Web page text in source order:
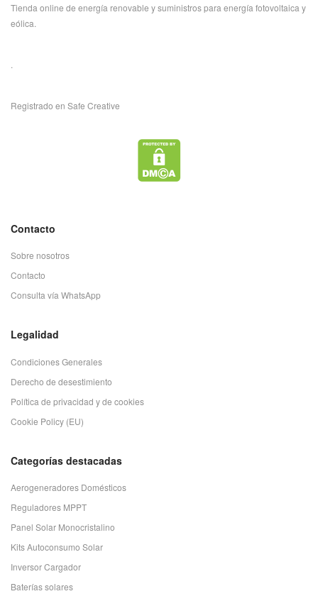
Tienda online de energía renovable y suministros para energía fotovoltaica y
eólica.
.
Registrado en Safe Creative
Contacto
Sobre nosotros
Contacto
Consulta vía WhatsApp
Legalidad
Condiciones Generales
Derecho de desestimiento
Política de privacidad y de cookies
Cookie Policy (EU)
Categorías destacadas
Aerogeneradores Domésticos
Reguladores MPPT
Panel Solar Monocristalino
Kits Autoconsumo Solar
Inversor Cargador
Baterías solares